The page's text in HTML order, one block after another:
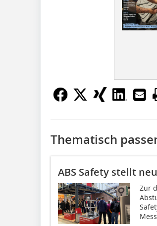
Thematisch
ABS Safety stellt
Zur